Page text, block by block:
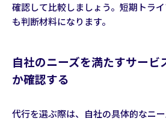
確認して比較しましょう。短期トラ
も判断材料になります。
自社のニーズを満たすサービ
か確認する
代行を選ぶ際は、自社の具体的なニ